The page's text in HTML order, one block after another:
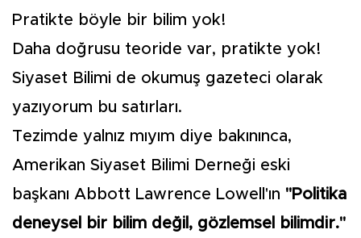
Pratikte böyle bir bilim yok!
Daha doğrusu teoride var, pratikte yok!
Siyaset Bilimi de okumuş gazeteci olarak
yazıyorum bu satırları.
Tezimde yalnız mıyım diye bakınınca,
Amerikan Siyaset Bilimi Derneği eski
başkanı Abbott Lawrence Lowell'ın "Politika
deneysel bir bilim değil, gözlemsel bilimdir."